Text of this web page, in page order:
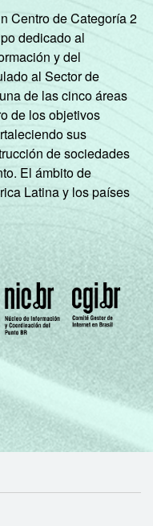
trabalho 8
de
Regional de
da
(Cetic.br),
tecnologias de
nos domicílios
2023.
Centro de Categoría 2
dedicado al
y del
al Sector de
de las cinco áreas
de los objetivos
sus
de sociedades
El ámbito de
Latina y los países